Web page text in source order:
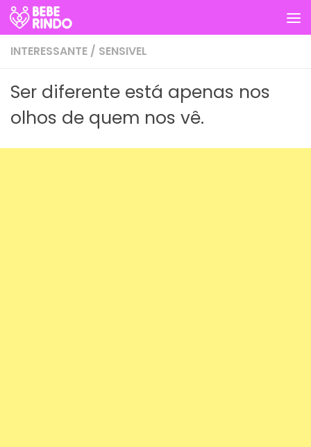
Skip to content
INTERESSANTE / SENSIVEL
Ser diferente está apenas nos
olhos de quem nos vê.